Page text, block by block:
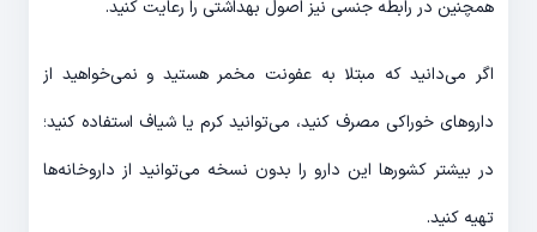
همچنین در رابطه جنسی نیز اصول بهداشتی را رعایت کنید.
اگر می‌دانید که مبتلا به عفونت مخمر هستید و نمی‌خواهید از
داروهای خوراکی مصرف کنید، می‌توانید کرم یا شیاف استفاده کنید؛
در بیشتر کشورها این دارو را بدون نسخه می‌توانید از داروخانه‌ها
تهیه کنید.